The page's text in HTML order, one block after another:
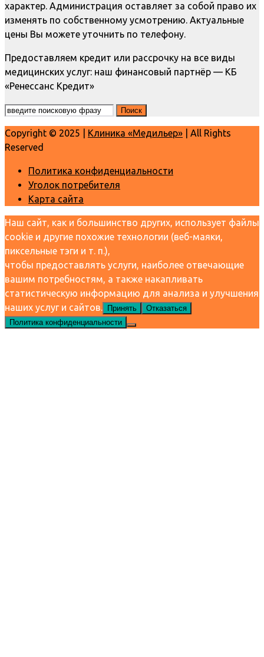
характер. Администрация оставляет за собой право их
изменять по собственному усмотрению. Актуальные
цены Вы можете уточнить по телефону.
Предоставляем кредит или рассрочку на все виды
медицинских услуг: наш финансовый партнёр — КБ
«Ренессанс Кредит»
Copyright © 2025 | Клиника «Медильер» | All Rights
Reserved
Политика конфиденциальности
Уголок потребителя
Карта сайта
Наш сайт, как и большинство других, использует файлы
cookie и другие похожие технологии (веб-маяки,
пиксельные тэги и т. п.),
чтобы предоставлять услуги, наиболее отвечающие
вашим потребностям, а также накапливать
статистическую информацию для анализа и улучшения
наших услуг и сайтов.
Принять
Отказаться
Политика конфиденциальности